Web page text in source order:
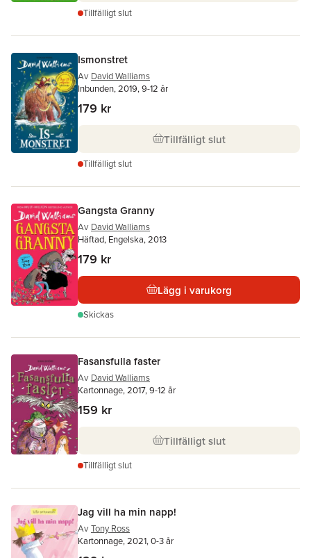
Tillfälligt slut
Ismonstret
Av David Walliams
Inbunden, 2019, 9-12 år
179 kr
Tillfälligt slut
Tillfälligt slut
Gangsta Granny
Av David Walliams
Häftad, Engelska, 2013
179 kr
Lägg i varukorg
Skickas
Fasansfulla faster
Av David Walliams
Kartonnage, 2017, 9-12 år
159 kr
Tillfälligt slut
Tillfälligt slut
Jag vill ha min napp!
Av Tony Ross
Kartonnage, 2021, 0-3 år